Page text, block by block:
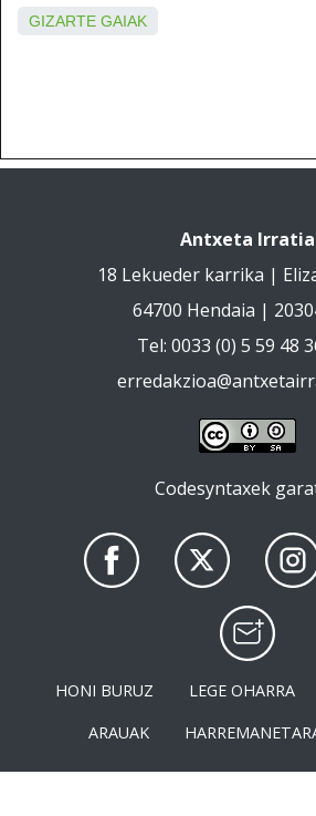
GIZARTE GAIAK
Antxeta Irratia
18 Lekueder karrika |
64700 Hendaia |
Tel: 0033 (0) 5 59 48
Codesyntaxek
HONI BURUZ LEGE OHARRA
ARAUAK